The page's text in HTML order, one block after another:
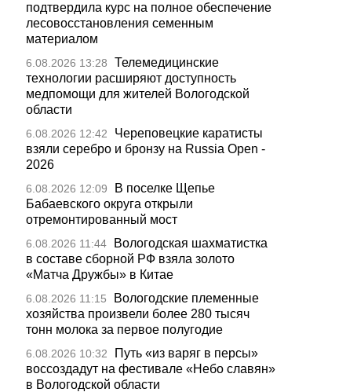
подтвердила курс на полное обеспечение
лесовосстановления семенным
материалом
6.08.2026 13:28
Телемедицинские
технологии расширяют доступность
медпомощи для жителей Вологодской
области
6.08.2026 12:42
Череповецкие каратисты
взяли серебро и бронзу на Russia Open -
2026
6.08.2026 12:09
В поселке Щепье
Бабаевского округа открыли
отремонтированный мост
6.08.2026 11:44
Вологодская шахматистка
в составе сборной РФ взяла золото
«Матча Дружбы» в Китае
6.08.2026 11:15
Вологодские племенные
хозяйства произвели более 280 тысяч
тонн молока за первое полугодие
6.08.2026 10:32
Путь «из варяг в персы»
воссоздадут на фестивале «Небо славян»
в Вологодской области